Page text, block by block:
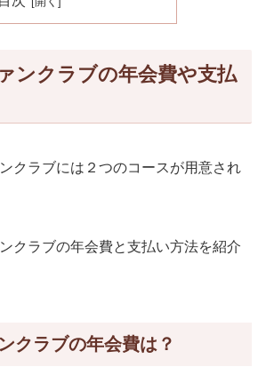
ンクラブの年会費や支払
クラブには２つのコースが用意され
クラブの年会費と支払い方法を紹介
クラブの年会費は？